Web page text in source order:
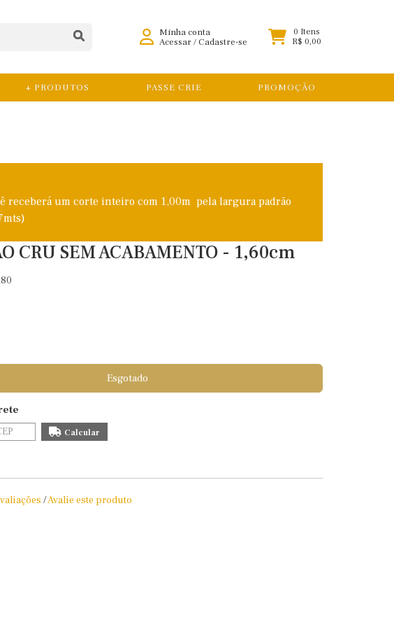
Minha conta
Acessar/Cadastre-se
0 Itens
R$ 0,00
+ PRODUTOS PASSE CRIE PROMOÇÃO
receberá um corte inteiro com 1,00m pela largura padrão
CRU SEM ACABAMENTO - 1,60cm
Esgotado
/Avalie este produto